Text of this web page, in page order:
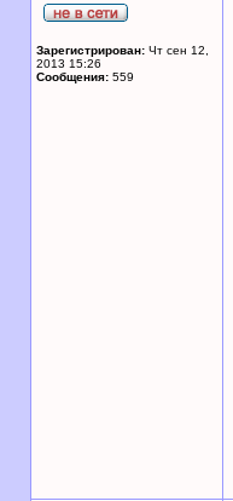
Зарегистрирован: Чт сен 12,
2013 15:26
Сообщения: 559